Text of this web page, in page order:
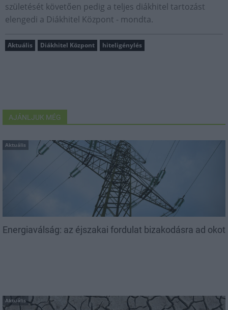
születését követően pedig a teljes diákhitel tartozást
elengedi a Diákhitel Központ - mondta.
Aktuális Diákhitel Központ hiteligénylés
AJÁNLJUK MÉG
Aktuális
Energiaválság: az éjszakai fordulat bizakodásra ad okot
Aktuális